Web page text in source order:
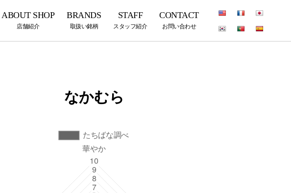
ABOUT SHOP
店舗紹介
BRANDS
取扱い銘柄
STAFF
スタッフ紹介
CONTACT
お問い合わせ
なかむら